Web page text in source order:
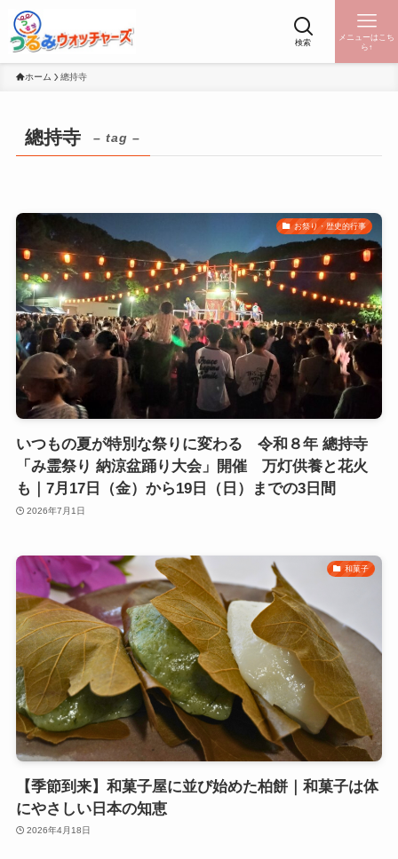
検索
メニューはこち
ら↑
ホーム 總持寺
總持寺 – tag –
お祭り・歴史的行事
いつもの夏が特別な祭りに変わる 令和８年 總持寺
「み霊祭り 納涼盆踊り大会」開催 万灯供養と花火
も｜7月17日（金）から19日（日）までの3日間
2026年7月1日
和菓子
【季節到来】和菓子屋に並び始めた柏餅｜和菓子は体
にやさしい日本の知恵
2026年4月18日